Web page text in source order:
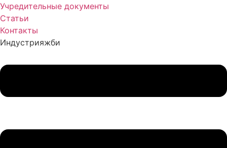
Учредительные документы
Статьи
Контакты
Индустрияжби